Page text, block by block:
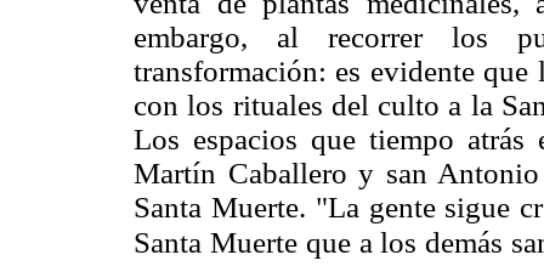
embargo, al recorrer los
transformación: es evidente que
con los rituales del culto a la
Los espacios que tiempo
Martín Caballero y san
Santa Muerte. "La gente sigue
Santa Muerte que a los demás